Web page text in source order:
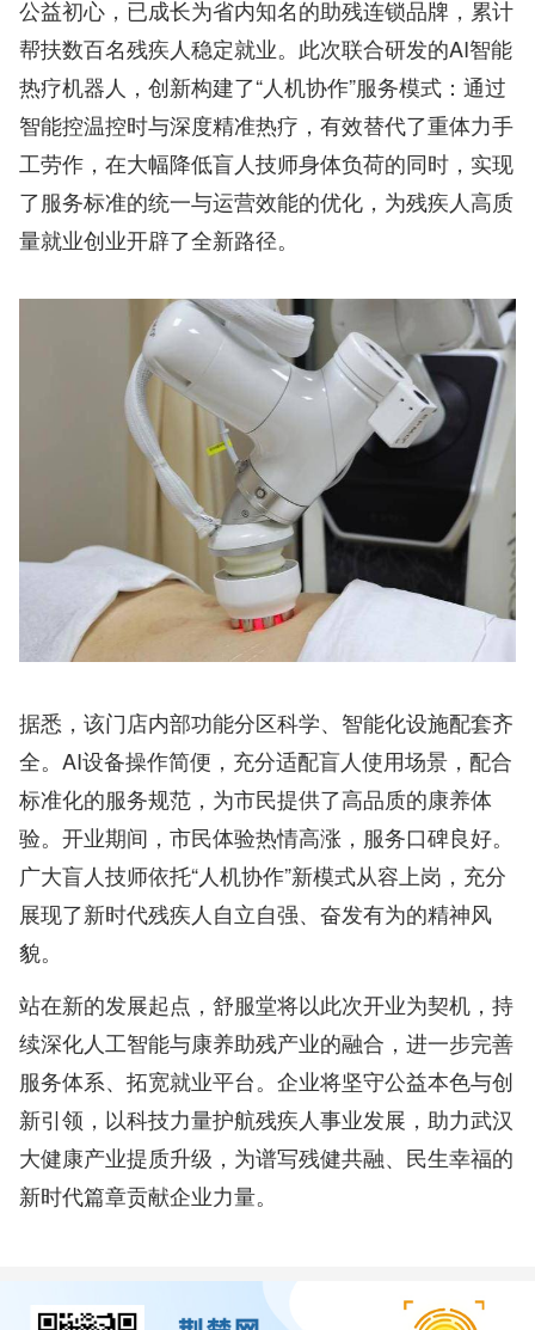
公益初心，已成长为省内知名的助残连锁品牌，累计
帮扶数百名残疾人稳定就业。此次联合研发的AI智能
热疗机器人，创新构建了“人机协作”服务模式：通过
智能控温控时与深度精准热疗，有效替代了重体力手
工劳作，在大幅降低盲人技师身体负荷的同时，实现
了服务标准的统一与运营效能的优化，为残疾人高质
量就业创业开辟了全新路径。
据悉，该门店内部功能分区科学、智能化设施配套齐
全。AI设备操作简便，充分适配盲人使用场景，配合
标准化的服务规范，为市民提供了高品质的康养体
验。开业期间，市民体验热情高涨，服务口碑良好。
广大盲人技师依托“人机协作”新模式从容上岗，充分
展现了新时代残疾人自立自强、奋发有为的精神风
貌。
站在新的发展起点，舒服堂将以此次开业为契机，持
续深化人工智能与康养助残产业的融合，进一步完善
服务体系、拓宽就业平台。企业将坚守公益本色与创
新引领，以科技力量护航残疾人事业发展，助力武汉
大健康产业提质升级，为谱写残健共融、民生幸福的
新时代篇章贡献企业力量。